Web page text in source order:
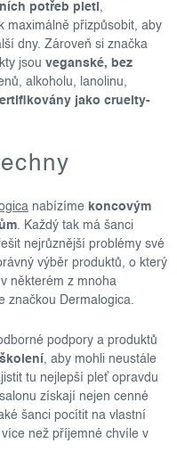
potřeb pleti ,
maximálně přizpůsobit, aby
dny. Zároveň si značka
jsou veganské, bez
alkoholu, lanolinu,
jako cruelty-
nabízíme koncovým
. Každý tak má šanci
nejrůznější problémy své
výběr produktů, o který
některém z mnoha
značkou Dermalogica.
podpory a produktů
, aby mohli neustále
tu nejlepší pleť opravdu
získají nejen cenné
šanci pocítit na vlastní
než příjemné chvíle v